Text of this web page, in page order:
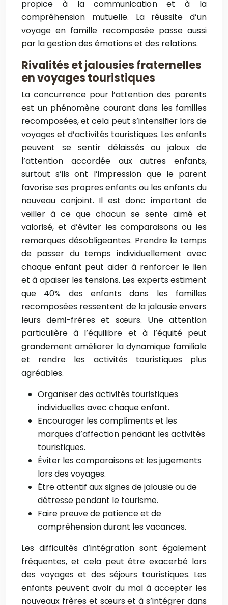
propice à la communication et à la
compréhension mutuelle. La réussite d’un
voyage en famille recomposée passe aussi
par la gestion des émotions et des relations.
Rivalités et jalousies fraternelles
en voyages touristiques
La concurrence pour l’attention des parents
est un phénomène courant dans les familles
recomposées, et cela peut s’intensifier lors de
voyages et d’activités touristiques. Les enfants
peuvent se sentir délaissés ou jaloux de
l’attention accordée aux autres enfants,
surtout s’ils ont l’impression que le parent
favorise ses propres enfants ou les enfants du
nouveau conjoint. Il est donc important de
veiller à ce que chacun se sente aimé et
valorisé, et d’éviter les comparaisons ou les
remarques désobligeantes. Prendre le temps
de passer du temps individuellement avec
chaque enfant peut aider à renforcer le lien
et à apaiser les tensions. Les experts estiment
que 40% des enfants dans les familles
recomposées ressentent de la jalousie envers
leurs demi-frères et sœurs. Une attention
particulière à l’équilibre et à l’équité peut
grandement améliorer la dynamique familiale
et rendre les activités touristiques plus
agréables.
Organiser des activités touristiques
individuelles avec chaque enfant.
Encourager les compliments et les
marques d’affection pendant les activités
touristiques.
Éviter les comparaisons et les jugements
lors des voyages.
Être attentif aux signes de jalousie ou de
détresse pendant le tourisme.
Faire preuve de patience et de
compréhension durant les vacances.
Les difficultés d’intégration sont également
fréquentes, et cela peut être exacerbé lors
des voyages et des séjours touristiques. Les
enfants peuvent avoir du mal à accepter les
nouveaux frères et sœurs et à s’intégrer dans